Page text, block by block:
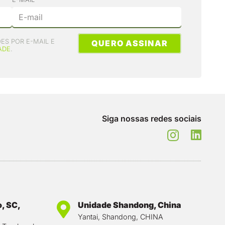
POR E-MAIL E
QUERO ASSINAR
Siga nossas redes sociais
SC,
Unidade Shandong, China
Yantai, Shandong, CHINA